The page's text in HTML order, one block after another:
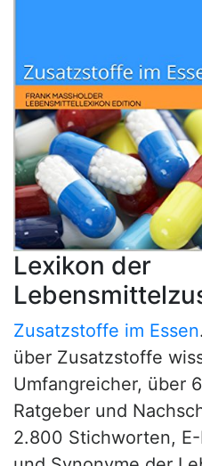
Lexikon der
Zusatzstoffe im Essen
über Zusatzstoffe
Umfangreicher, über
Ratgeber und
2.800 Stichworten,